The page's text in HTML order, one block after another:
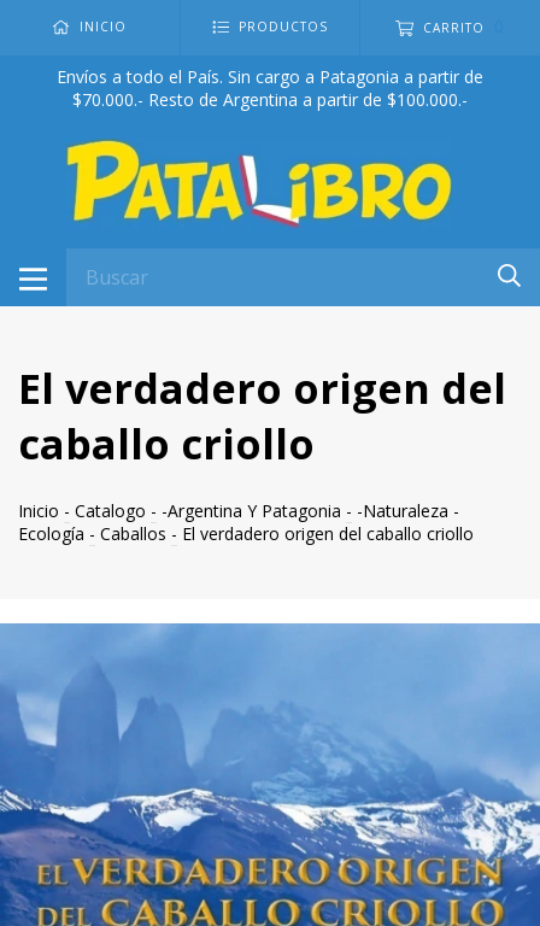
INICIO PRODUCTOS CARRITO
Envíos a todo el País. Sin cargo a Patagonia a partir de
$70.000.- Resto de Argentina a partir de $100.000.-
El verdadero origen del
caballo criollo
Inicio - Catalogo - -Argentina Y Patagonia - -Naturaleza -
Ecología - Caballos - El verdadero origen del caballo criollo